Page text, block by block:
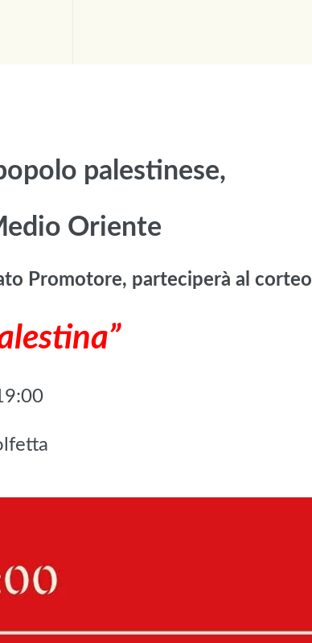
palestinese,
Oriente
Promotore, parteciperà al corteo